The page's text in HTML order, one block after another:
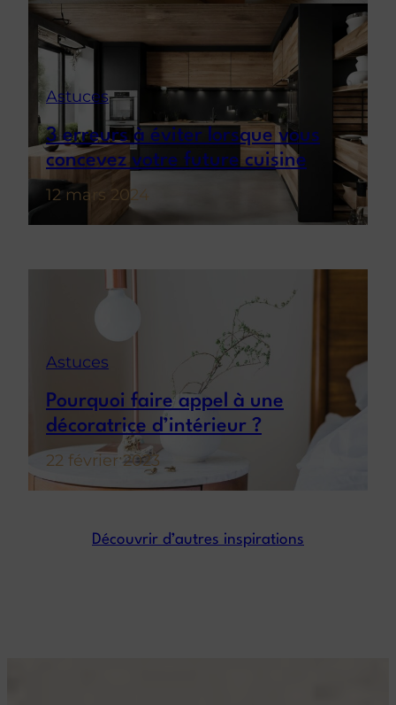
Astuces
3 erreurs à éviter lorsque vous
concevez votre future cuisine
12 mars 2024
Astuces
Pourquoi faire appel à une
décoratrice d’intérieur ?
22 février 2023
Découvrir d’autres inspirations